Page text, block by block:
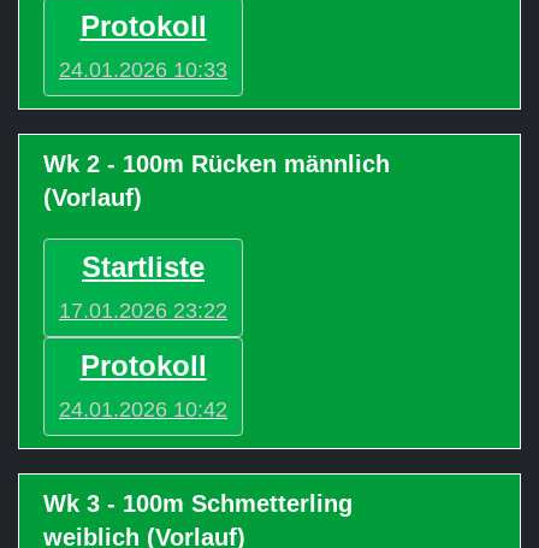
Protokoll
24.01.2026 10:33
Wk 2 - 100m Rücken männlich
(Vorlauf)
Startliste
17.01.2026 23:22
Protokoll
24.01.2026 10:42
Wk 3 - 100m Schmetterling
weiblich (Vorlauf)